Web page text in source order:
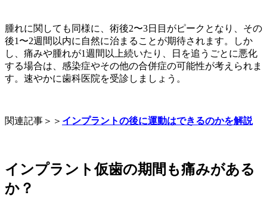
腫れに関しても同様に、術後2〜3日目がピークとなり、その
後1〜2週間以内に自然に治まることが期待されます。しか
し、痛みや腫れが1週間以上続いたり、日を追うごとに悪化
する場合は、感染症やその他の合併症の可能性が考えられま
す。速やかに歯科医院を受診しましょう。
関連記事＞＞ インプラントの後に運動はできるのかを解説
インプラント仮歯の期間も痛みがある
か？